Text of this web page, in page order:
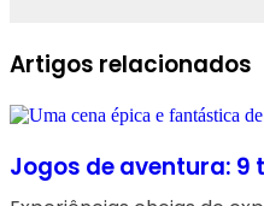
Facebook
Linkedin
WhatsApp
Telegram
Artigos relacionados
Jogos de aventura: